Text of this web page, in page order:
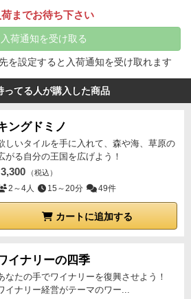
助かるどころか、ダメージ受けるの
ます。操縦士がジョセフさん、乗組員に
ナン君が居たら、4重死亡フラグで
OK！お前が副操縦士になってやれ！
うやって、また悲惨な境遇にブチ込
ｼｮﾎﾞｰﾝ…。
までお待ち下さい
入荷通知を受け取る
を設定すると入荷通知を受け取れます
ってる人が購入した商品
ングドミノ
しいタイルを手に入れて、森や海、草原の
がる自分の王国を広げよう！
3,300 （税込）
2～4人 15～20分 49件
カートに追加する
イナリーの四季
なたの手でワイナリーを復興させよう！
イナリー経営がテーマのワー...